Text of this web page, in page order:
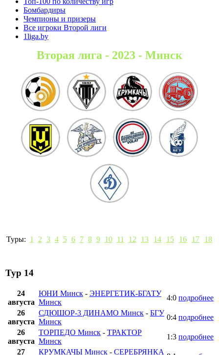
Бомбардиры
Чемпионы и призеры
Все игроки Второй лиги
1liga.by
Вторая лига - 2023 - Минск
Туры: 1 2 3 4 5 6 7 8 9 10 11 12 13 14 15 16 17 18
Тур 14
24
августа
ЮНИ Минск - ЭНЕРГЕТИК-БГАТУ
Минск
4:0 подробнее
26
августа
СДЮШОР-3 ДИНАМО Минск - БГУ
Минск
0:4 подробнее
26
августа
ТОРПЕДО Минск - ТРАКТОР
Минск
1:3 подробнее
27
КРУМКАЧЫ Минск - СЕРЕБРЯНКА